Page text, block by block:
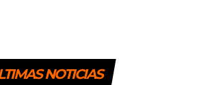
NOTICIAS